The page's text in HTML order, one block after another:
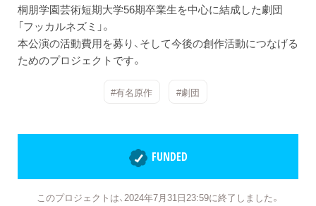
桐朋学園芸術短期大学56期卒業生を中心に結成した劇団
「フッカルネズミ」。
本公演の活動費用を募り、そして今後の創作活動につなげる
ためのプロジェクトです。
#有名原作 #劇団
FUNDED
このプロジェクトは、2024年7月31日23:59に終了しました。